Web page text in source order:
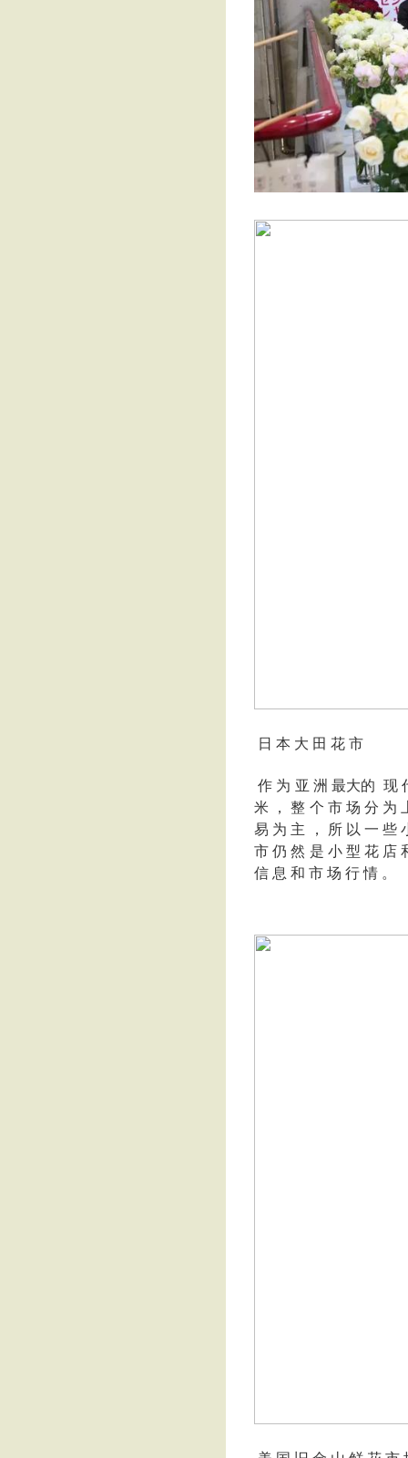
日 本 大 田 花 市
作 为 亚 洲 最大的 现
米 ， 整 个 市 场 分 为
易 为 主 ， 所 以 一 些
市 仍 然 是 小 型 花 店
信 息 和 市 场 行 情 。